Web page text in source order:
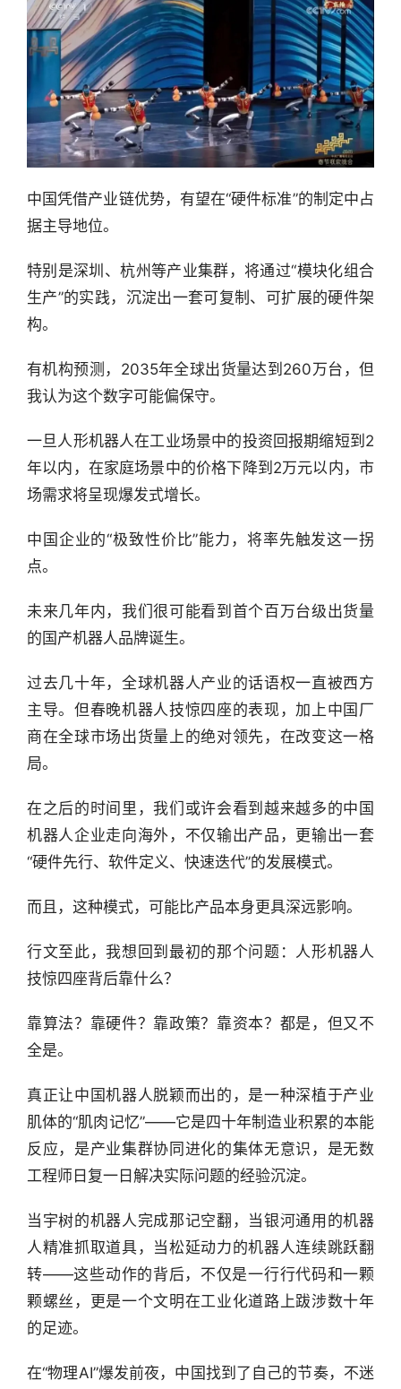
中国凭借产业链优势，有望在“硬件标准”的制定中占
据主导地位。
特别是深圳、杭州等产业集群，将通过“模块化组合
生产”的实践，沉淀出一套可复制、可扩展的硬件架
构。
有机构预测，2035年全球出货量达到260万台，但
我认为这个数字可能偏保守。
一旦人形机器人在工业场景中的投资回报期缩短到2
年以内，在家庭场景中的价格下降到2万元以内，市
场需求将呈现爆发式增长。
中国企业的“极致性价比”能力，将率先触发这一拐
点。
未来几年内，我们很可能看到首个百万台级出货量
的国产机器人品牌诞生。
过去几十年，全球机器人产业的话语权一直被西方
主导。但春晚机器人技惊四座的表现，加上中国厂
商在全球市场出货量上的绝对领先，在改变这一格
局。
在之后的时间里，我们或许会看到越来越多的中国
机器人企业走向海外，不仅输出产品，更输出一套
“硬件先行、软件定义、快速迭代”的发展模式。
而且，这种模式，可能比产品本身更具深远影响。
行文至此，我想回到最初的那个问题：人形机器人
技惊四座背后靠什么？
靠算法？靠硬件？靠政策？靠资本？都是，但又不
全是。
真正让中国机器人脱颖而出的，是一种深植于产业
肌体的“肌肉记忆”——它是四十年制造业积累的本能
反应，是产业集群协同进化的集体无意识，是无数
工程师日复一日解决实际问题的经验沉淀。
当宇树的机器人完成那记空翻，当银河通用的机器
人精准抓取道具，当松延动力的机器人连续跳跃翻
转——这些动作的背后，不仅是一行行代码和一颗
颗螺丝，更是一个文明在工业化道路上跋涉数十年
的足迹。
在“物理AI”爆发前夜，中国找到了自己的节奏，不迷